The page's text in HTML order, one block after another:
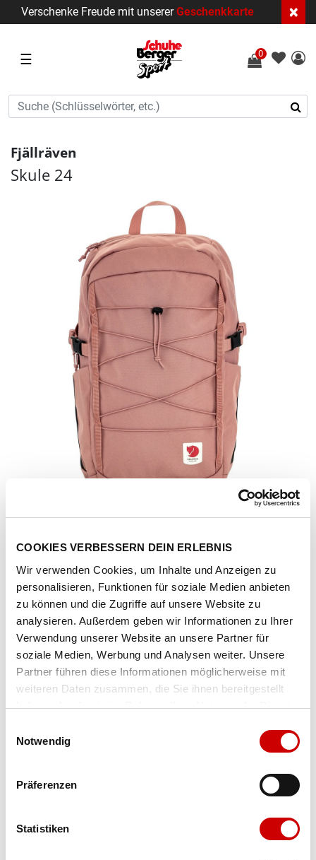
COOKIES VERBESSERN DEIN ERLEBNIS
Wir verwenden Cookies, um Inhalte und Anzeigen zu
personalisieren, Funktionen für soziale Medien anbieten
zu können und die Zugriffe auf unsere Website zu
analysieren. Außerdem geben wir Informationen zu Ihrer
Verwendung unserer Website an unsere Partner für
soziale Medien, Werbung und Analysen weiter. Unsere
Partner führen diese Informationen möglicherweise mit
weiteren Daten zusammen, die Sie ihnen bereitgestellt
haben oder die sie im Rahmen Ihrer Nutzung der Dienste
Notwendig
Präferenzen
Statistiken
Verschenke Freude mit unsererGeschenkkarte ×
☰ 0
Fjällräven
Skule 24
Artikel-Nr.206629-1141-1230
Farbe dusty rose
Verfügbarkeit:
IN DEN WARENKORB